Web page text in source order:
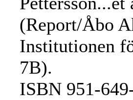
(Report/Åbo
Institutionen
7B).
ISBN 951-